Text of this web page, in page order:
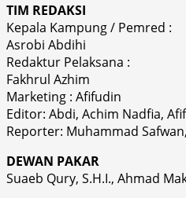
TIM REDAKSI
Kepala Kampung / Pemred :
Asrobi Abdihi
Redaktur Pelaksana :
Fakhrul Azhim
Marketing : Afifudin
Editor: Abdi, Achim Nadfia,
Reporter: Muhammad
DEWAN PAKAR
Suaeb Qury, S.H.I., Ahmad